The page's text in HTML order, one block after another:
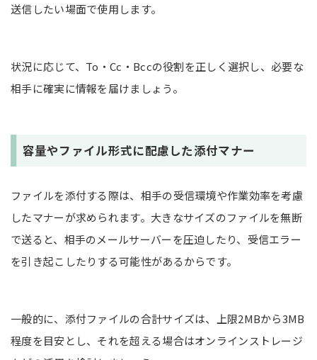
送信したい場面で使用します。
状況に応じて、To・Cc・Bccの役割を正しく選択し、必要な
相手に確実に情報を届けましょう。
容量やファイル形式に配慮した添付マナー
ファイルを添付する際は、相手の受信環境や作業効率を考慮
したマナーが求められます。大きなサイズのファイルを無断
で送ると、相手のメールサーバーを圧迫したり、受信エラー
を引き起こしたりする可能性があるからです。
一般的に、添付ファイルの合計サイズは、上限2MBから3MB
程度を目安とし、それを超える場合はオンラインストレージ